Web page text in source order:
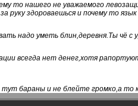
то нашего не уважаемого
руку здороваешься и почему то язык
надо уметь блин,деревня.Ты чё с
всегда нет денег,хотя
бараны и не блейте громко,а то